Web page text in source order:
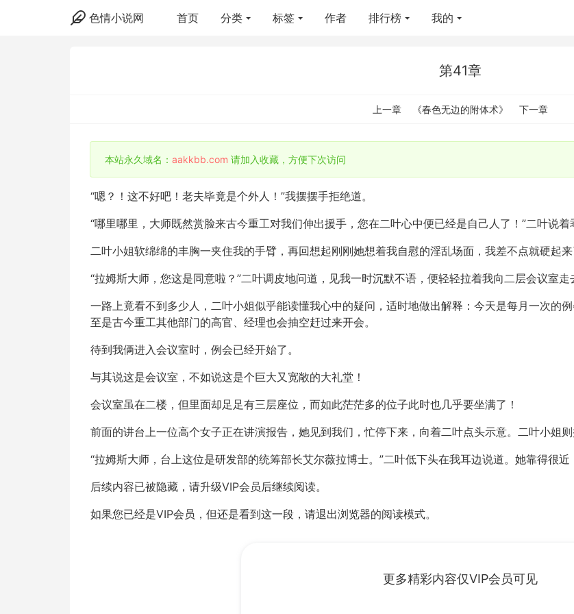
色情小说网 首页 分类 标签 作者 排行榜 我的
第41章
上一章 《春色无边的附体术》 下一章
本站永久域名： aakkbb.com 请加入收藏，方便下次访问
“嗯？！这不好吧！老夫毕竟是个外人！”我摆摆手拒绝道。
“哪里哪里，大师既然赏脸来古今重工对我们伸出援手，您在二叶心中便已经是自己人了！”二叶说着
二叶小姐软绵绵的丰胸一夹住我的手臂，再回想起刚刚她想着我自慰的淫乱场面，我差不点就硬起来
“拉姆斯大师，您这是同意啦？”二叶调皮地问道，见我一时沉默不语，便轻轻拉着我向二层会议室走
一路上竟看不到多少人，二叶小姐似乎能读懂我心中的疑问，适时地做出解释：今天是每月一次的
至是古今重工其他部门的高官、经理也会抽空赶过来开会。
待到我俩进入会议室时，例会已经开始了。
与其说这是会议室，不如说这是个巨大又宽敞的大礼堂！
会议室虽在二楼，但里面却足足有三层座位，而如此茫茫多的位子此时也几乎要坐满了！
前面的讲台上一位高个女子正在讲演报告，她见到我们，忙停下来，向着二叶点头示意。二叶小姐
“拉姆斯大师，台上这位是研发部的统筹部长艾尔薇拉博士。”二叶低下头在我耳边说道。她靠得很
后续内容已被隐藏，请升级VIP会员后继续阅读。
如果您已经是VIP会员，但还是看到这一段，请退出浏览器的阅读模式。
更多精彩内容仅VIP会员可见